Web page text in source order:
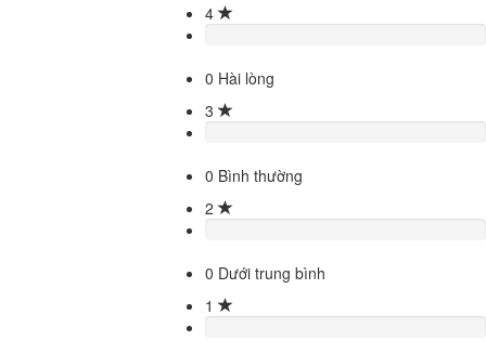
4
0 Hài lòng
3
0 Bình thường
2
0 Dưới trung bình
1